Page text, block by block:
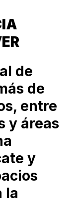
de
de
entre
y áreas
y
la